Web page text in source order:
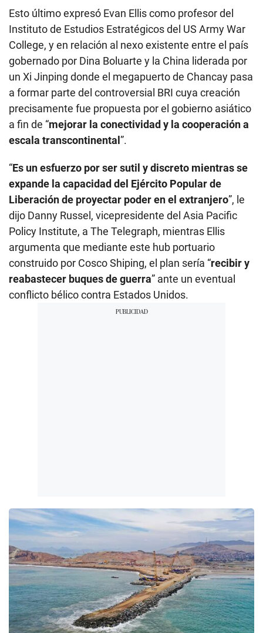
Esto último expresó Evan Ellis como profesor del
Instituto de Estudios Estratégicos del US Army War
College, y en relación al nexo existente entre el país
gobernado por Dina Boluarte y la China liderada por
un Xi Jinping donde el megapuerto de Chancay pasa
a formar parte del controversial BRI cuya creación
precisamente fue propuesta por el gobierno asiático
a fin de “mejorar la conectividad y la cooperación a
escala transcontinental ”.
“Es un esfuerzo por ser sutil y discreto mientras se
expande la capacidad del Ejército Popular de
Liberación de proyectar poder en el extranjero”, le
dijo Danny Russel, vicepresidente del Asia Pacific
Policy Institute, a The Telegraph, mientras Ellis
argumenta que mediante este hub portuario
construido por Cosco Shiping, el plan sería “recibir y
reabastecer buques de guerra” ante un eventual
conflicto bélico contra Estados Unidos.